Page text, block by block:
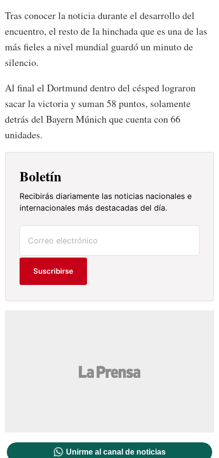
Tras conocer la noticia durante el desarrollo del
encuentro, el resto de la hinchada que es una de las
más fieles a nivel mundial guardó un minuto de
silencio.
Al final el Dortmund dentro del césped lograron
sacar la victoria y suman 58 puntos, solamente
detrás del Bayern Múnich que cuenta con 66
unidades.
Boletín
Recibirás diariamente las noticias nacionales e
internacionales más destacadas del día.
Suscribirse
Unirme al canal de noticias